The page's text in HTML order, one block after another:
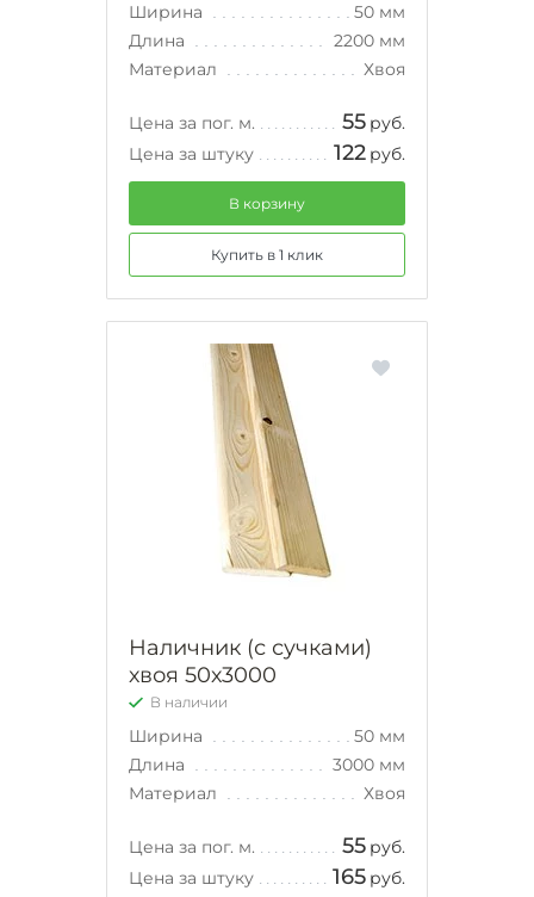
Ширина
50 мм
Длина
2200 мм
Материал
Хвоя
Цена за пог. м. 55 руб.
Цена за штуку
122 руб.
В корзину
Купить в 1 клик
Наличник (с сучками)
хвоя 50х3000
В наличии
Ширина
50 мм
Длина
3000 мм
Материал
Хвоя
Цена за пог. м. 55 руб.
Цена за штуку
165 руб.